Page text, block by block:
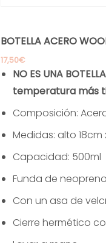
BOTELLA ACERO
17,50€
NO ES UNA
temperatura más
Composición:
Medidas: alto
Capacidad: 500ml
Funda de
Con un asa de
Cierre hermético